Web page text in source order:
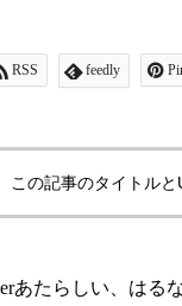
「コッ
なシャリ
たハイゲ
口が配
RSS feedly
この記事のタイトル
あたらしい、は